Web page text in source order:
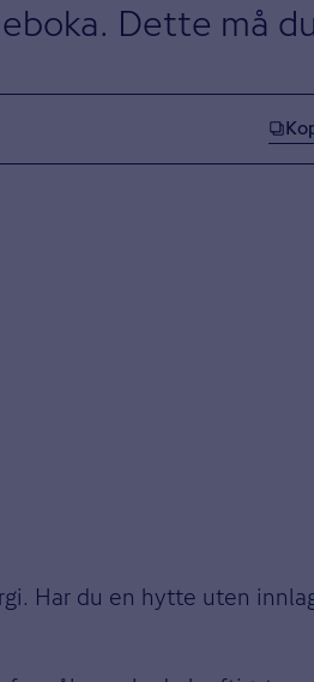
Dette må du
Har du en hytte uten